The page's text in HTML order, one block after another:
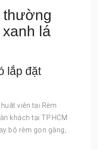
thường
lá
lắp đặt
viên tại Rèm
khách tại TP.HCM.
bộ rèm gọn gàng,